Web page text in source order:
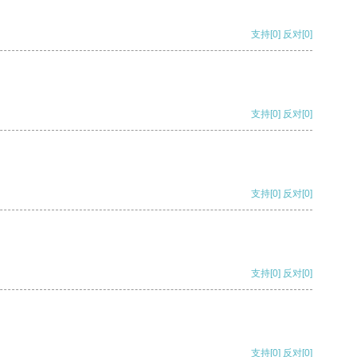
支持[0] 反对[0]
支持[0] 反对[0]
支持[0] 反对[0]
支持[0] 反对[0]
支持[0] 反对[0]